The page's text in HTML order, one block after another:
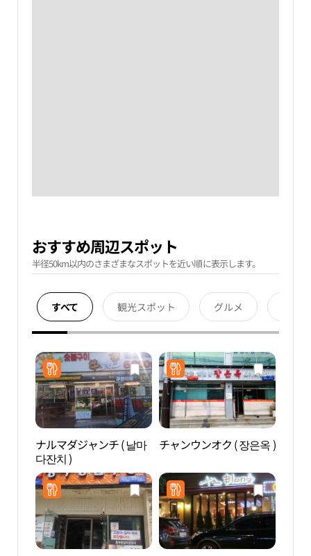
おすすめ周辺スポット
半径50km以内のさまざまなスポットを近い順に表示します。
すべて 観光スポット グルメ
ナルマダジャンチ ( 날마
다잔치 )
チャンウンオク ( 장은옥 )